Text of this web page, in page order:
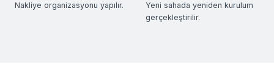
Nakliye organizasyonu yapılır.
Yeni sahada yeniden kurulum
gerçekleştirilir.